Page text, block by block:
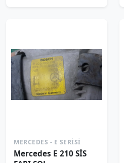
MERCEDES - E SERISI
Mercedes E 210 SİS